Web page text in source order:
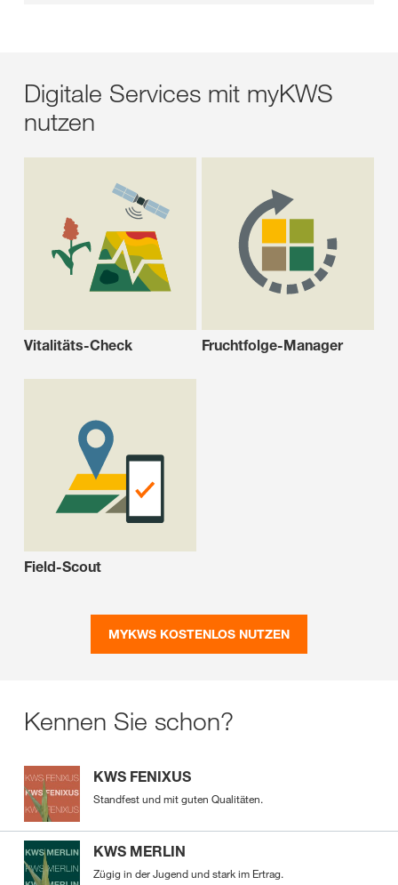
Digitale Services mit myKWS
nutzen
Vitalitäts-Check Fruchtfolge-Manager
Field-Scout
MYKWS KOSTENLOS NUTZEN
Kennen Sie schon?
KWS FENIXUS
Standfest und mit guten Qualitäten.
KWS MERLIN
Zügig in der Jugend und stark im Ertrag.